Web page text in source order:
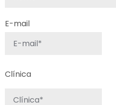
E-mail
Clínica